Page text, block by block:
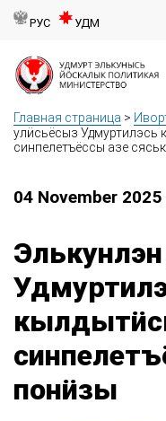
РУС УДМ
Главная страница >
улӥсьёсыз Удмуртилэсь
синпелетъёссы азе
04 November 2025
понӥзы